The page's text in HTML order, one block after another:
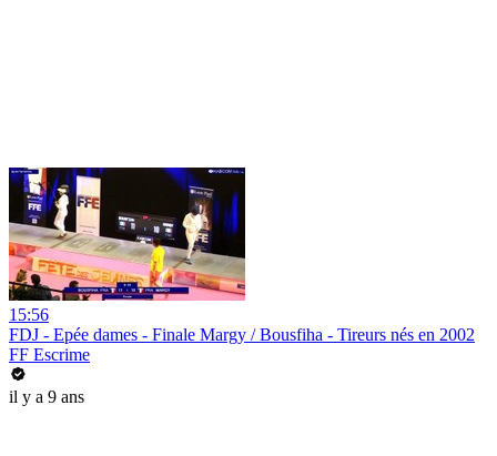
15:56
FDJ - Epée dames - Finale Margy / Bousfiha - Tireurs nés en 2002
FF Escrime
il y a 9 ans